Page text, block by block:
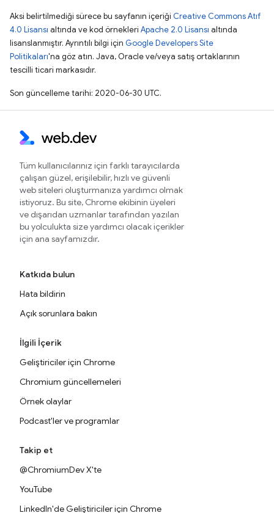
Aksi belirtilmediği sürece bu sayfanın içeriği Creative Commons Atıf
4.0 Lisansı altında ve kod örnekleri Apache 2.0 Lisansı altında
lisanslanmıştır. Ayrıntılı bilgi için Google Developers Site
Politikaları'na göz atın. Java, Oracle ve/veya satış ortaklarının
tescilli ticari markasıdır.
Son güncelleme tarihi: 2020-06-30 UTC.
Tüm kullanıcılarınız için farklı tarayıcılarda
çalışan güzel, erişilebilir, hızlı ve güvenli
web siteleri oluşturmanıza yardımcı olmak
istiyoruz. Bu site, Chrome ekibinin üyeleri
ve dışarıdan uzmanlar tarafından yazılan
bu yolculukta size yardımcı olacak içerikler
için ana sayfamızdır.
Katkıda bulun
Hata bildirin
Açık sorunlara bakın
İlgili İçerik
Geliştiriciler için Chrome
Chromium güncellemeleri
Örnek olaylar
Podcast'ler ve programlar
Takip et
@ChromiumDev X'te
YouTube
LinkedIn'de Geliştiriciler için Chrome